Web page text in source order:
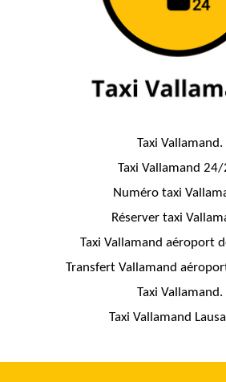
Taxi Vallamand.
Taxi Vallamand 24/
Numéro taxi
Réserver taxi
Taxi Vallamand aéroport
Transfert Vallamand
Taxi Vallamand.
Taxi Vallamand